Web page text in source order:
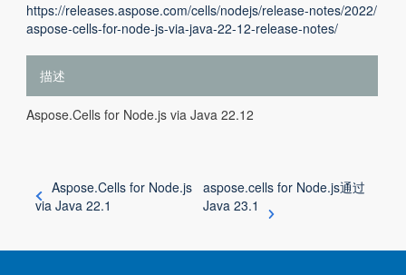
https://releases.aspose.com/cells/nodejs/release-notes/2022/
aspose-cells-for-node-js-via-java-22-12-release-notes/
描述
Aspose.Cells for Node.js via Java 22.12
Aspose.Cells for Node.js
via Java 22.1
aspose.cells for Node.js通过
Java 23.1